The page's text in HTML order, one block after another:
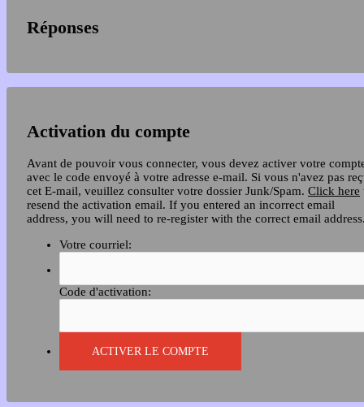
Réponses
Activation du compte
Avant de pouvoir vous connecter, vous devez activer votre
avec le code envoyé à votre adresse e-mail. Si vous n'avez pas
cet E-mail, veuillez consulter votre dossier Junk/Spam. Click here
resend the activation email. If you entered an incorrect email
address, you will need to re-register with the correct email
Votre courriel:
Code d'activation: